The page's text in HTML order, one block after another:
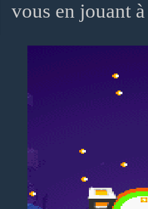
vous en jouant